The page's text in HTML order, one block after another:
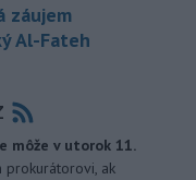
záujem
Al-Fateh
môže v utorok 11.
ak